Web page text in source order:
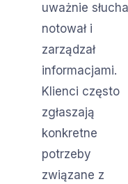
uważnie
notował i
zarządzał
informacjami.
Klienci często
zgłaszają
konkretne
potrzeby
związane z